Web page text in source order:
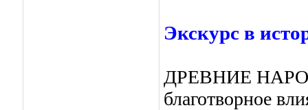
Экскурс в
ДРЕВНИЕ
благотворное